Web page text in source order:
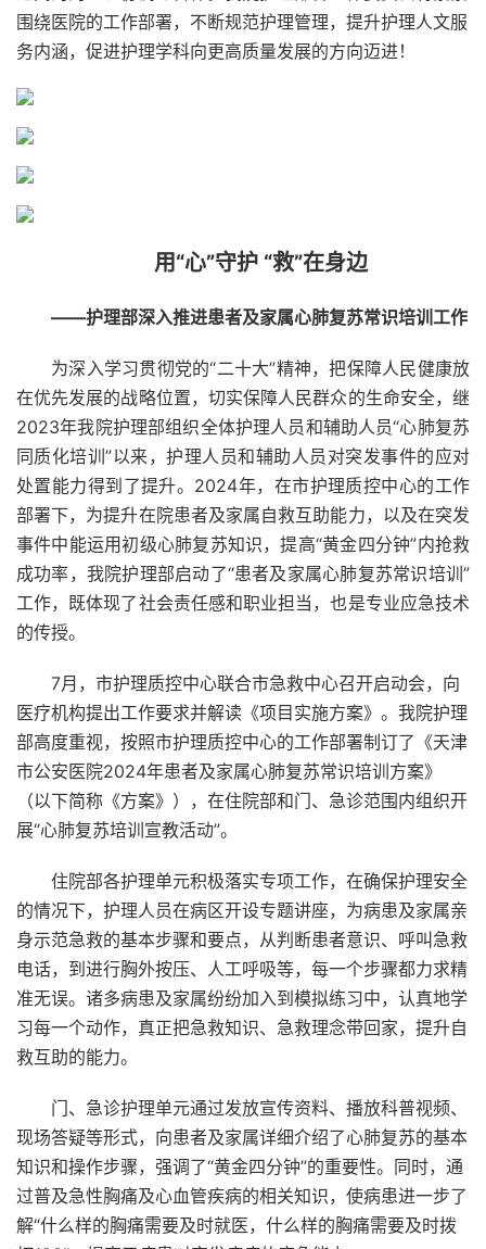
围绕医院的工作部署，不断规范护理管理，提升护理人文服
务内涵，促进护理学科向更高质量发展的方向迈进！
用“心”守护 “救”在身边
——护理部深入推进患者及家属心肺复苏常识培训工作
为深入学习贯彻党的“二十大”精神，把保障人民健康放
在优先发展的战略位置，切实保障人民群众的生命安全，继
2023年我院护理部组织全体护理人员和辅助人员“心肺复苏
同质化培训”以来，护理人员和辅助人员对突发事件的应对
处置能力得到了提升。2024年，在市护理质控中心的工作
部署下，为提升在院患者及家属自救互助能力，以及在突发
事件中能运用初级心肺复苏知识，提高“黄金四分钟”内抢救
成功率，我院护理部启动了“患者及家属心肺复苏常识培训”
工作，既体现了社会责任感和职业担当，也是专业应急技术
的传授。
7月，市护理质控中心联合市急救中心召开启动会，向
医疗机构提出工作要求并解读《项目实施方案》。 我院护理
部高度重视，按照市护理质控中心的工作部署制订了《天津
市公安医院2024年患者及家属心肺复苏常识培训方案》
（以下简称《方案》），在住院部和门、急诊范围内组织开
展“心肺复苏培训宣教活动”。
住院部各护理单元积极落实专项工作，在确保护理安全
的情况下，护理人员在病区开设专题讲座，为病患及家属亲
身示范急救的基本步骤和要点，从判断患者意识、呼叫急救
电话，到进行胸外按压、人工呼吸等，每一个步骤都力求精
准无误。 诸多病患及家属纷纷加入到模拟练习中，认真地学
习每一个动作，真正把急救知识、急救理念带回家，提升自
救互助的能力。
门、急诊护理单元通过发放宣传资料、播放科普视频、
现场答疑等形式，向患者及家属详细介绍了心肺复苏的基本
知识和操作步骤，强调了“黄金四分钟”的重要性。同时，通
过普及急性胸痛及心血管疾病的相关知识，使病患进一步了
解“什么样的胸痛需要及时就医，什么样的胸痛需要及时拨